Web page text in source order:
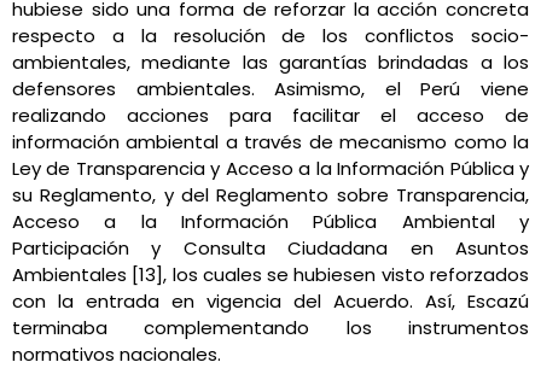
hubiese sido una forma de reforzar la acción concreta
respecto a la resolución de los conflictos socio-
ambientales, mediante las garantías brindadas a los
defensores ambientales. Asimismo, el Perú viene
realizando acciones para facilitar el acceso de
información ambiental a través de mecanismo como la
Ley de Transparencia y Acceso a la Información Pública y
su Reglamento, y del Reglamento sobre Transparencia,
Acceso a la Información Pública Ambiental y
Participación y Consulta Ciudadana en Asuntos
Ambientales [13], los cuales se hubiesen visto reforzados
con la entrada en vigencia del Acuerdo. Así, Escazú
terminaba complementando los instrumentos
normativos nacionales.